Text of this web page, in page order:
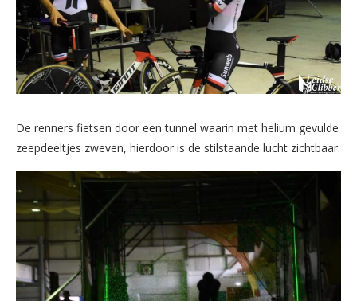
De renners fietsen door een tunnel waarin met helium gevulde
zeepdeeltjes zweven, hierdoor is de stilstaande lucht zichtbaar.